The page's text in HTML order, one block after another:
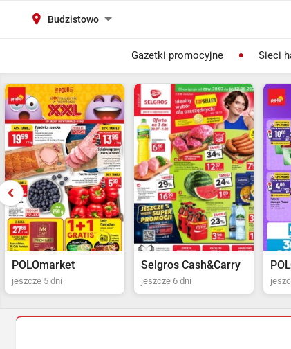
Budzistowo
Gazetki promocyjne Sieci
Selgros Cash&Carry
jeszcze 6 dni
POLOmarket
jeszcze 5 dni